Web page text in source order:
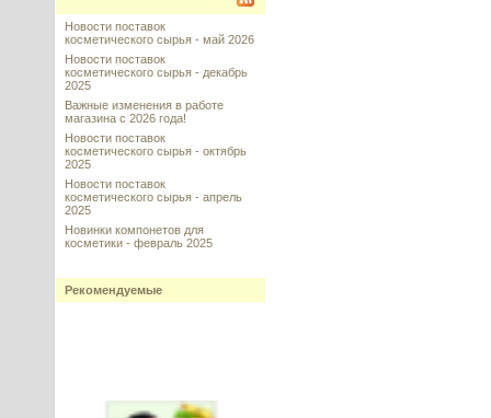
Новости поставок
косметического сырья - май 2026
Новости поставок
косметического сырья - декабрь
2025
Важные изменения в работе
магазина с 2026 года!
Новости поставок
косметического сырья - октябрь
2025
Новости поставок
косметического сырья - апрель
2025
Новинки компонетов для
косметики - февраль 2025
Рекомендуемые